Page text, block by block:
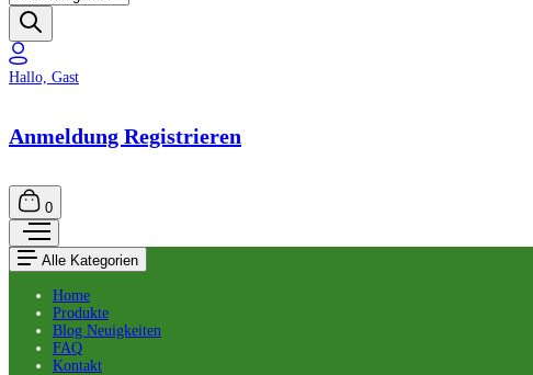
Hallo, Gast
Anmeldung Registrieren
0
Alle Kategorien
Home
Produkte
Blog Neuigkeiten
FAQ
Kontakt